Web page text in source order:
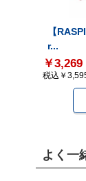
【
r...
￥3,269
税込￥
よく一